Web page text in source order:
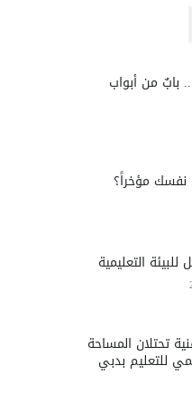
بابٌ من أبواب
مؤخراً؟
التعليمية
تحتلان المساحة
للتعليم بدبي